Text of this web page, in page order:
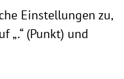
Einstellungen zu,
„.“ (Punkt) und